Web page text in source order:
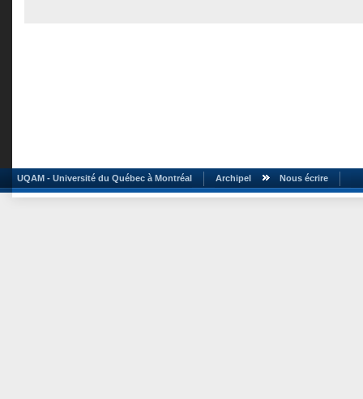
UQAM - Université du Québec à Montréal Archipel Nous écrire